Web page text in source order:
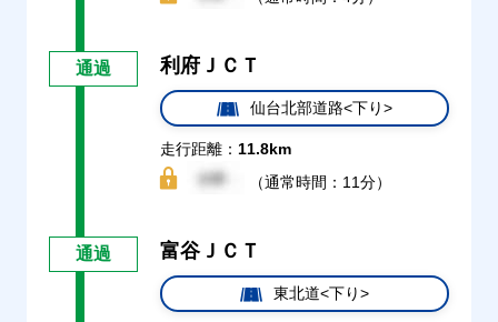
通過 利府ＪＣＴ
仙台北部道路<下り>
走行距離： 11.8km
（通常時間：11分）
通過 富谷ＪＣＴ
東北道<下り>